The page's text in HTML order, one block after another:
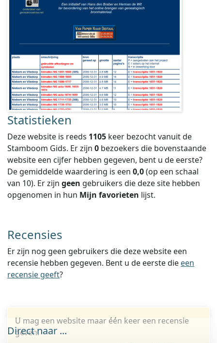
Statistieken
Deze website is reeds 1105 keer bezocht vanuit de
Stamboom Gids. Er zijn 0 bezoekers die bovenstaande
website een cijfer hebben gegeven, bent u de eerste?
De gemiddelde waardering is een 0,0(op een schaal
van 10). Er zijn geen gebruikers die deze site hebben
opgenomen in hun Mijn favorieten lijst.
Recensies
Er zijn nog geen gebruikers die deze website een
recensie hebben gegeven. Bent u de eerste die een
recensie geeft?
U mag een website maar één keer een recensie
geven.
Direct naar ...